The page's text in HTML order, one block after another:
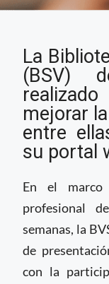
Salud de
presenta
portal
La
(BSV)
mejorar
entre
su portal
En el marco
profesional
semanas, la
de
con la